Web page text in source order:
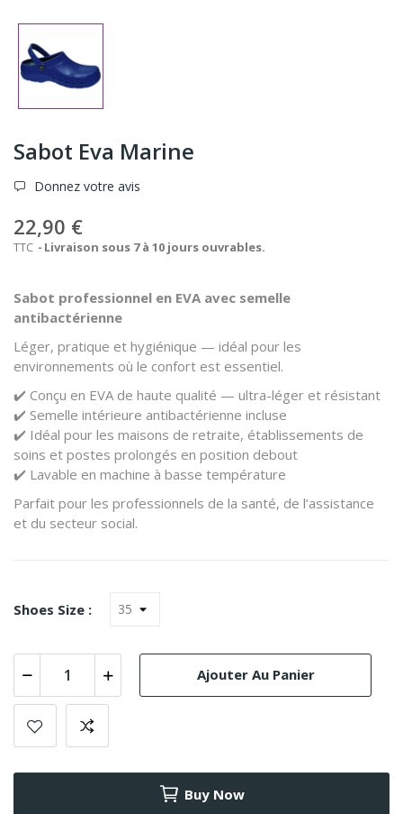
Sabot Eva Marine
Donnez votre avis
22,90 €
TTC Livraison sous 7 à 10 jours ouvrables.
Sabot professionnel en EVA avec semelle
antibactérienne
Léger, pratique et hygiénique — idéal pour les
environnements où le confort est essentiel.
✔️ Conçu en EVA de haute qualité — ultra-léger et résistant
✔️ Semelle intérieure antibactérienne incluse
✔️ Idéal pour les maisons de retraite, établissements de
soins et postes prolongés en position debout
✔️ Lavable en machine à basse température
Parfait pour les professionnels de la santé, de l’assistance
et du secteur social.
Shoes Size :
Ajouter Au Panier
Buy Now